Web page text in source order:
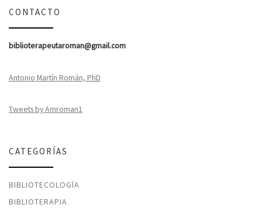
CONTACTO
biblioterapeutaroman@gmail.com
Antonio Martín Román, PhD
Tweets by Amroman1
CATEGORÍAS
BIBLIOTECOLOGÍA
BIBLIOTERAPIA